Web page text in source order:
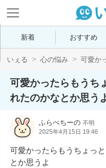
新着 おすすめ
いぇる 心の悩み 可愛か
可愛かったらもうち
れたのかなとか思う
ふらぺちーの 不明
2025年4月15日 19:46
可愛かったらもうちょっ
とか思うよ